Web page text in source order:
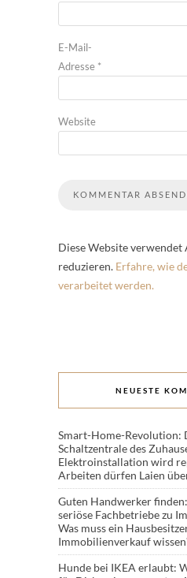
E-Mail-
Adresse *
Website
Diese Website verwendet
reduzieren. Erfahre, wie
verarbeitet werden.
NEUESTE
Smart-Home-Revolution:
Schaltzentrale des
Elektroinstallation wird
Arbeiten dürfen Laien
Guten Handwerker
seriöse Fachbetriebezu
Was muss ein
Immobilienverkauf
Hunde bei IKEA erlaubt: